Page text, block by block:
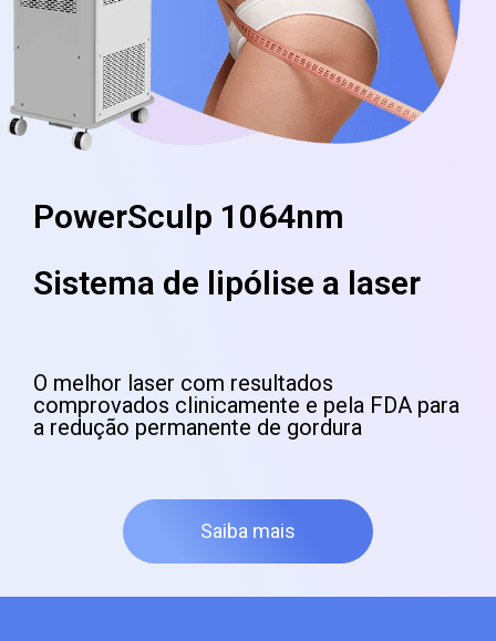
PowerSculp 1064nm
Sistema de lipólise a laser
O melhor laser com resultados
comprovados clinicamente e pela FDA para
a redução permanente de gordura
Saiba mais